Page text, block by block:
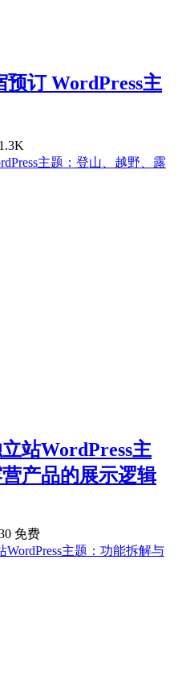
预订 WordPress主
1.3K
站WordPress主
产品的展示逻辑
免费